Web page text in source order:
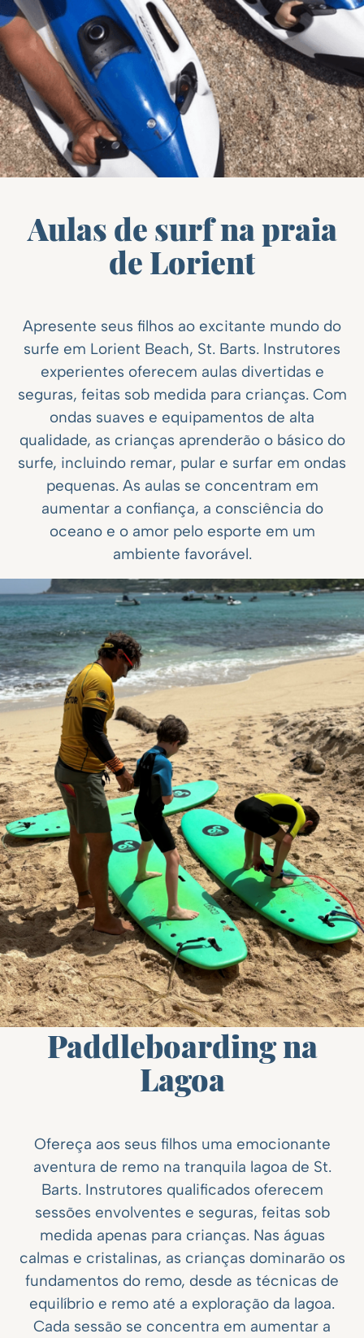
Aulas de surf na praia
de Lorient
Apresente seus filhos ao excitante mundo do
surfe em Lorient Beach, St. Barts. Instrutores
experientes oferecem aulas divertidas e
seguras, feitas sob medida para crianças. Com
ondas suaves e equipamentos de alta
qualidade, as crianças aprenderão o básico do
surfe, incluindo remar, pular e surfar em ondas
pequenas. As aulas se concentram em
aumentar a confiança, a consciência do
oceano e o amor pelo esporte em um
ambiente favorável.
Paddleboarding na
Lagoa
Ofereça aos seus filhos uma emocionante
aventura de remo na tranquila lagoa de St.
Barts. Instrutores qualificados oferecem
sessões envolventes e seguras, feitas sob
medida apenas para crianças. Nas águas
calmas e cristalinas, as crianças dominarão os
fundamentos do remo, desde as técnicas de
equilíbrio e remo até a exploração da lagoa.
Cada sessão se concentra em aumentar a